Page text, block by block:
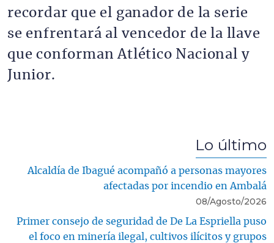
recordar que el ganador de la serie
se enfrentará al vencedor de la llave
que conforman Atlético Nacional y
Junior.
Lo último
Alcaldía de Ibagué acompañó a personas mayores
afectadas por incendio en Ambalá
08/Agosto/2026
Primer consejo de seguridad de De La Espriella puso
el foco en minería ilegal, cultivos ilícitos y grupos